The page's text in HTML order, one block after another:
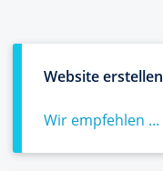
Website erstellen
Wir empfehlen ...